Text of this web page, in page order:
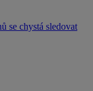
se chystá sledovat